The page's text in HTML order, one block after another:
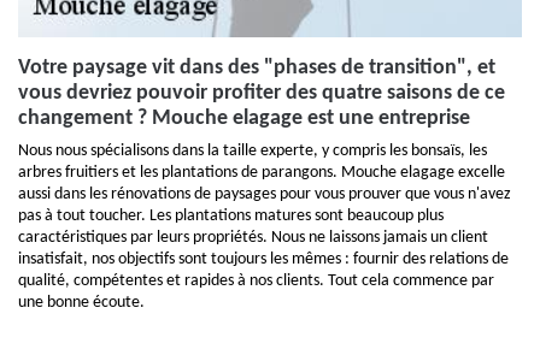
Votre paysage vit dans des "phases de transition", et
vous devriez pouvoir profiter des quatre saisons de ce
changement ? Mouche elagage est une entreprise
Nous nous spécialisons dans la taille experte, y compris les bonsaïs, les
arbres fruitiers et les plantations de parangons. Mouche elagage excelle
aussi dans les rénovations de paysages pour vous prouver que vous n'avez
pas à tout toucher. Les plantations matures sont beaucoup plus
caractéristiques par leurs propriétés. Nous ne laissons jamais un client
insatisfait, nos objectifs sont toujours les mêmes : fournir des relations de
qualité, compétentes et rapides à nos clients. Tout cela commence par
une bonne écoute.